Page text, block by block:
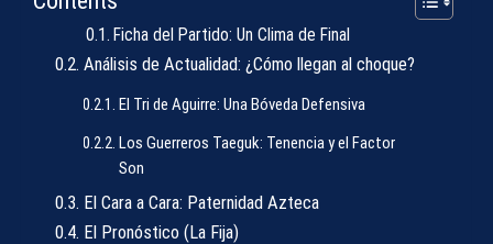
Ficha del Partido: Un Clima de Final
Análisis de Actualidad: ¿Cómo llegan al choque?
El Tri de Aguirre: Una Bóveda Defensiva
Los Guerreros Taeguk: Tenencia y el Factor
Son
El Cara a Cara: Paternidad Azteca
El Pronóstico (La Fija)